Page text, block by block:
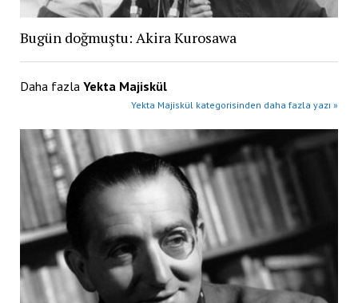
Bugün doğmuştu: Akira Kurosawa
Daha fazla Yekta Majiskül
Yekta Majiskül kategorisinden daha fazla yazı »